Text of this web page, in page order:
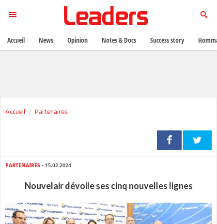
Accueil Partenaires
PARTENAIRES - 15.02.2024
Nouvelair dévoile ses cinq nouvelles lignes
Accueil News Opinion Notes & Docs Success story